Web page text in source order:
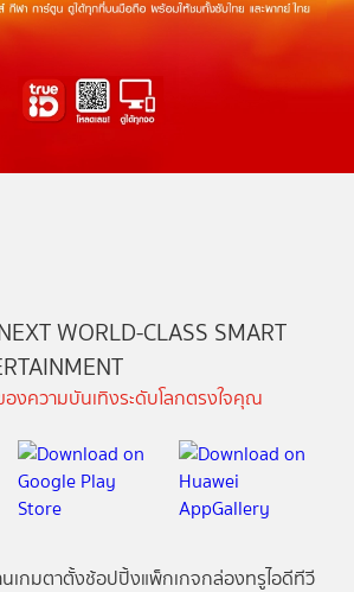
WORLD-CLASS SMART
งความบันเทิงระดับโลกตรงใจคุณ
เกมตาตั้งช้อปปิ้งแพ็กเกจกล่องทรูไอดีทีวี